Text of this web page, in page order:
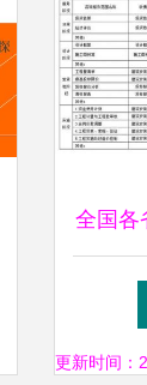
全国各
更新时间：